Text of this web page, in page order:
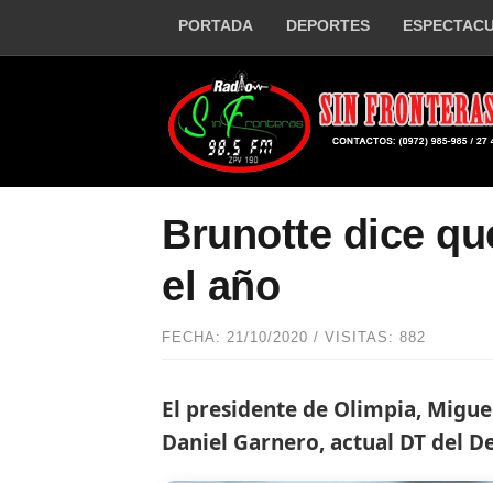
PORTADA DEPORTES
Brunotte dice
el año
FECHA: 21/10/2020 / VISITAS: 882
El presidente de Olimpia,
Daniel Garnero, actual DT del